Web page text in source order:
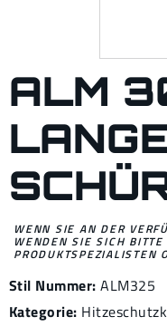
ALM
WENN SIE AN DER
WENDEN SIE SICH
PRODUKTSPEZIALISTEN
Stil Nummer: ALM325
Kategorie: